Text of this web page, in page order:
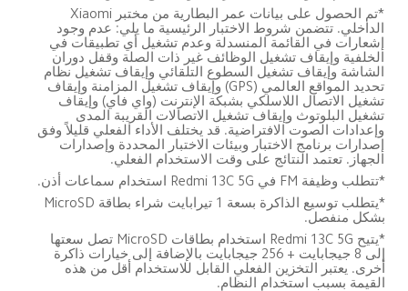
*تم الحصول على بيانات عمر البطارية من مختبر Xiaomi
الداخلي. تتضمن شروط الاختبار الرئيسية ما يلي: عدم وجود
إشعارات في القائمة المنسدلة وعدم تشغيل أي تطبيقات في
الخلفية وإيقاف تشغيل الوظائف غير ذات الصلة وقفل دوران
الشاشة وإيقاف تشغيل السطوع التلقائي وإيقاف تشغيل نظام
تحديد المواقع العالمي (GPS) وإيقاف تشغيل المزامنة وإيقاف
تشغيل الاتصال اللاسلكي بشبكة الإنترنت (واي فاي) وإيقاف
تشغيل البلوتوث وإيقاف تشغيل الاتصالات القريبة المدى
وإعدادات الصوت الافتراضية. قد يختلف الأداء الفعلي قليلاً وفق
إصدارات برنامج الاختبار وبيئات الاختبار المحددة وإصدارات
الجهاز. تعتمد النتائج على وقت الاستخدام الفعلي.
*تتطلب وظيفة FM في Redmi 13C 5G استخدام سماعات أذن.
بشكل منفصل.
*يتيح Redmi 13C 5G استخدام بطاقات MicroSD تصل سعتها
إلى 8 جيجابايت + 256 جيجابايت بالإضافة إلى خيارات ذاكرة
أخرى. يعتبر التخزين الفعلي القابل للاستخدام أقل من هذه
القيمة بسبب استخدام النظام.